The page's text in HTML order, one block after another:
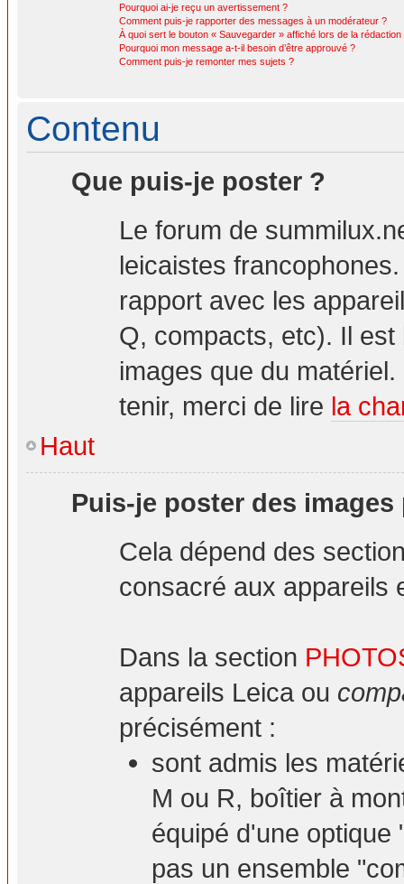
Pourquoi ai-je reçu un avertissement ?
Comment puis-je rapporter des messages à un modérateur ?
À quoi sert le bouton « Sauvegarder » affiché lors de la rédaction
Pourquoi mon message a-t-il besoin d’être approuvé ?
Comment puis-je remonter mes sujets ?
Contenu
Que puis-je poster ?
Le forum de
leicaistes
rapport avec les
Q, compacts, etc). Il
images que du
tenir, merci de lire la
Haut
Puis-je poster des
Cela dépend des
consacré aux appareils
Dans la section
appareils Leica ou
précisément :
sont admis les
M ou R, boîtier à
équipé d'une optique
pas un ensemble